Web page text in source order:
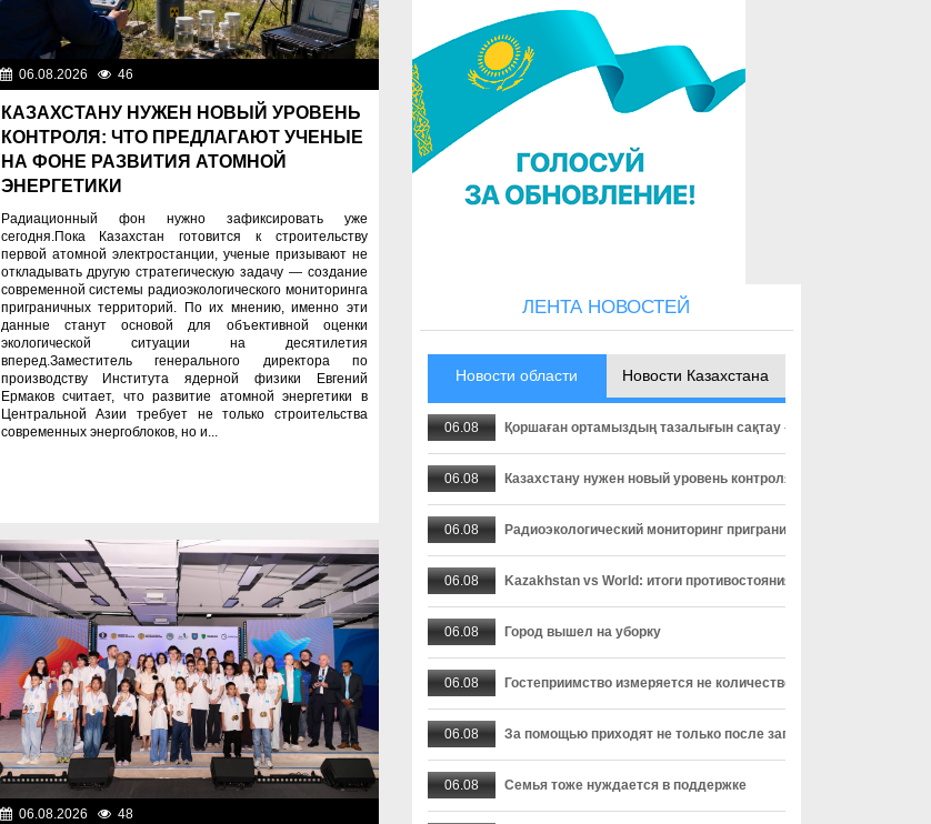
06.08.2026 46
КАЗАХСТАНУ НУЖЕН НОВЫЙ УРОВЕНЬ
КОНТРОЛЯ: ЧТО ПРЕДЛАГАЮТ УЧЕНЫЕ
НА ФОНЕ РАЗВИТИЯ АТОМНОЙ
ЭНЕРГЕТИКИ
Радиационный фон нужно зафиксировать уже
сегодня.Пока Казахстан готовится к строительству
первой атомной электростанции, ученые призывают не
откладывать другую стратегическую задачу — создание
современной системы радиоэкологического мониторинга
приграничных территорий. По их мнению, именно эти
данные станут основой для объективной оценки
экологической ситуации на десятилетия
вперед.Заместитель генерального директора по
производству Института ядерной физики Евгений
Ермаков считает, что развитие атомной энергетики в
Центральной Азии требует не только строительства
современных энергоблоков, но и...
06.08.2026 48
ЛЕНТА НОВОСТЕЙ
Новости области Новости Казахстана
06.08 Қоршаған ортамыздың тазалығын сақтау – баршамыздың ортақ
06.08 Казахстану нужен новый уровень контроля: что предлагают
06.08 Радиоэкологический мониторинг приграничных территорий
06.08 Kazakhstan vs World: итоги противостояния
06.08 Город вышел на уборку
06.08 Гостеприимство измеряется не количеством тостов
06.08 За помощью приходят не только после запоя
06.08 Семья тоже нуждается в поддержке